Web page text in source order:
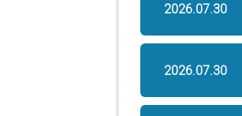
2026.07.30
2026.07.30